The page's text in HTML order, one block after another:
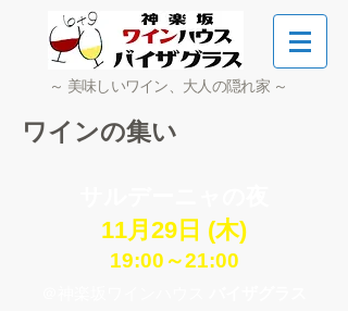
～ 美味しいワイン、大人の隠れ家 ～
ワインの集い
11月29日 (木)
19:00～21:00